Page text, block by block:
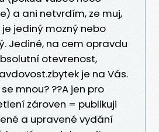
a ani netvrdím, ze muj,
jediný mozný nebo
Jediné, na cem opravdu
otevrenost,
je na Vás.
mnou? ??A jen pro
zároven = publikuji
a upravené vydání